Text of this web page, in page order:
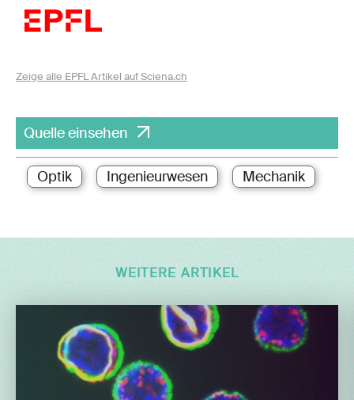
Zeige alle EPFL Artikel auf Sciena.ch
Quelle einsehen
Optik Ingenieurwesen Mechanik
WEITERE ARTIKEL